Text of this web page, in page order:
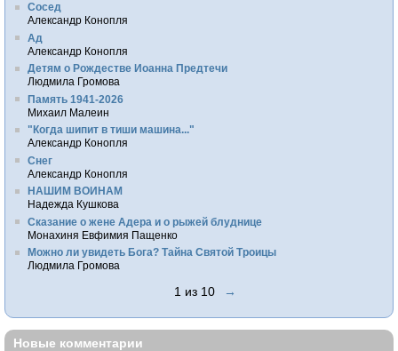
Сосед
Александр Конопля
Ад
Александр Конопля
Детям о Рождестве Иоанна Предтечи
Людмила Громова
Память 1941-2026
Михаил Малеин
"Когда шипит в тиши машина..."
Александр Конопля
Снег
Александр Конопля
НАШИМ ВОИНАМ
Надежда Кушкова
Сказание о жене Адера и о рыжей блуднице
Монахиня Евфимия Пащенко
Можно ли увидеть Бога? Тайна Святой Троицы
Людмила Громова
1 из 10 →
Новые комментарии